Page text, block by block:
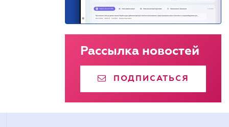
Рассылка новостей
ПОДПИСАТЬСЯ